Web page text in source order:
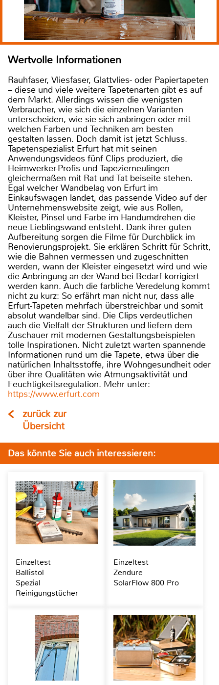
Wertvolle Informationen
Rauhfaser, Vliesfaser, Glattvlies- oder Papiertapeten
– diese und viele weitere Tapetenarten gibt es auf
dem Markt. Allerdings wissen die wenigsten
Verbraucher, wie sich die einzelnen Varianten
unterscheiden, wie sie sich anbringen oder mit
welchen Farben und Techniken am besten
gestalten lassen. Doch damit ist jetzt Schluss.
Tapetenspezialist Erfurt hat mit seinen
Anwendungsvideos fünf Clips produziert, die
Heimwerker-Profis und Tapezierneulingen
gleichermaßen mit Rat und Tat beiseite stehen.
Egal welcher Wandbelag von Erfurt im
Einkaufswagen landet, das passende Video auf der
Unternehmenswebsite zeigt, wie aus Rollen,
Kleister, Pinsel und Farbe im Handumdrehen die
neue Lieblingswand entsteht. Dank ihrer guten
Aufbereitung sorgen die Filme für Durchblick im
Renovierungsprojekt. Sie erklären Schritt für Schritt,
wie die Bahnen vermessen und zugeschnitten
werden, wann der Kleister eingesetzt wird und wie
die Anbringung an der Wand bei Bedarf korrigiert
werden kann. Auch die farbliche Veredelung kommt
nicht zu kurz: So erfährt man nicht nur, dass alle
Erfurt-Tapeten mehrfach überstreichbar und somit
absolut wandelbar sind. Die Clips verdeutlichen
auch die Vielfalt der Strukturen und liefern dem
Zuschauer mit modernen Gestaltungsbeispielen
tolle Inspirationen. Nicht zuletzt warten spannende
Informationen rund um die Tapete, etwa über die
natürlichen Inhaltsstoffe, ihre Wohngesundheit oder
über ihre Qualitäten wie Atmungsaktivität und
Feuchtigkeitsregulation. Mehr unter:
https://www.erfurt.com
zurück zur
Übersicht
Das könnte Sie auch interessieren:
Einzeltest
Ballistol
Spezial
Reinigungstücher
Einzeltest
Zendure
SolarFlow 800 Pro